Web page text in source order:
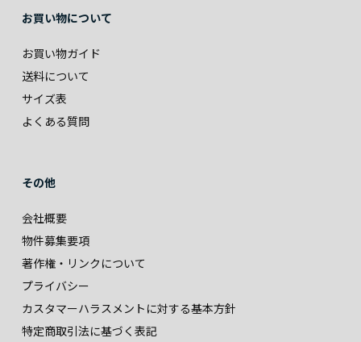
お買い物について
お買い物ガイド
送料について
サイズ表
よくある質問
その他
会社概要
物件募集要項
著作権・リンクについて
プライバシー
カスタマーハラスメントに対する基本方針
特定商取引法に基づく表記